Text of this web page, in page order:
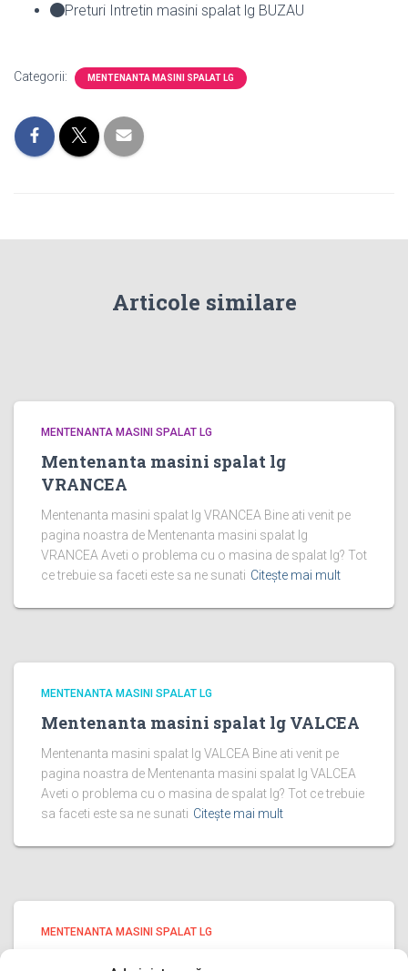
Preturi Intretin masini spalat lg BUZAU
Categorii: MENTENANTA MASINI SPALAT LG
Articole similare
MENTENANTA MASINI SPALAT LG
Mentenanta masini spalat lg
VRANCEA
Mentenanta masini spalat lg VRANCEA Bine ati venit pe
pagina noastra de Mentenanta masini spalat lg
VRANCEA Aveti o problema cu o masina de spalat lg? Tot
ce trebuie sa faceti este sa ne sunati Citește mai mult
MENTENANTA MASINI SPALAT LG
Mentenanta masini spalat lg VALCEA
Mentenanta masini spalat lg VALCEA Bine ati venit pe
pagina noastra de Mentenanta masini spalat lg VALCEA
Aveti o problema cu o masina de spalat lg? Tot ce trebuie
sa faceti este sa ne sunati Citește mai mult
MENTENANTA MASINI SPALAT LG